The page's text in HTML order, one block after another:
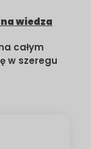
wiedza
całym
w szeregu